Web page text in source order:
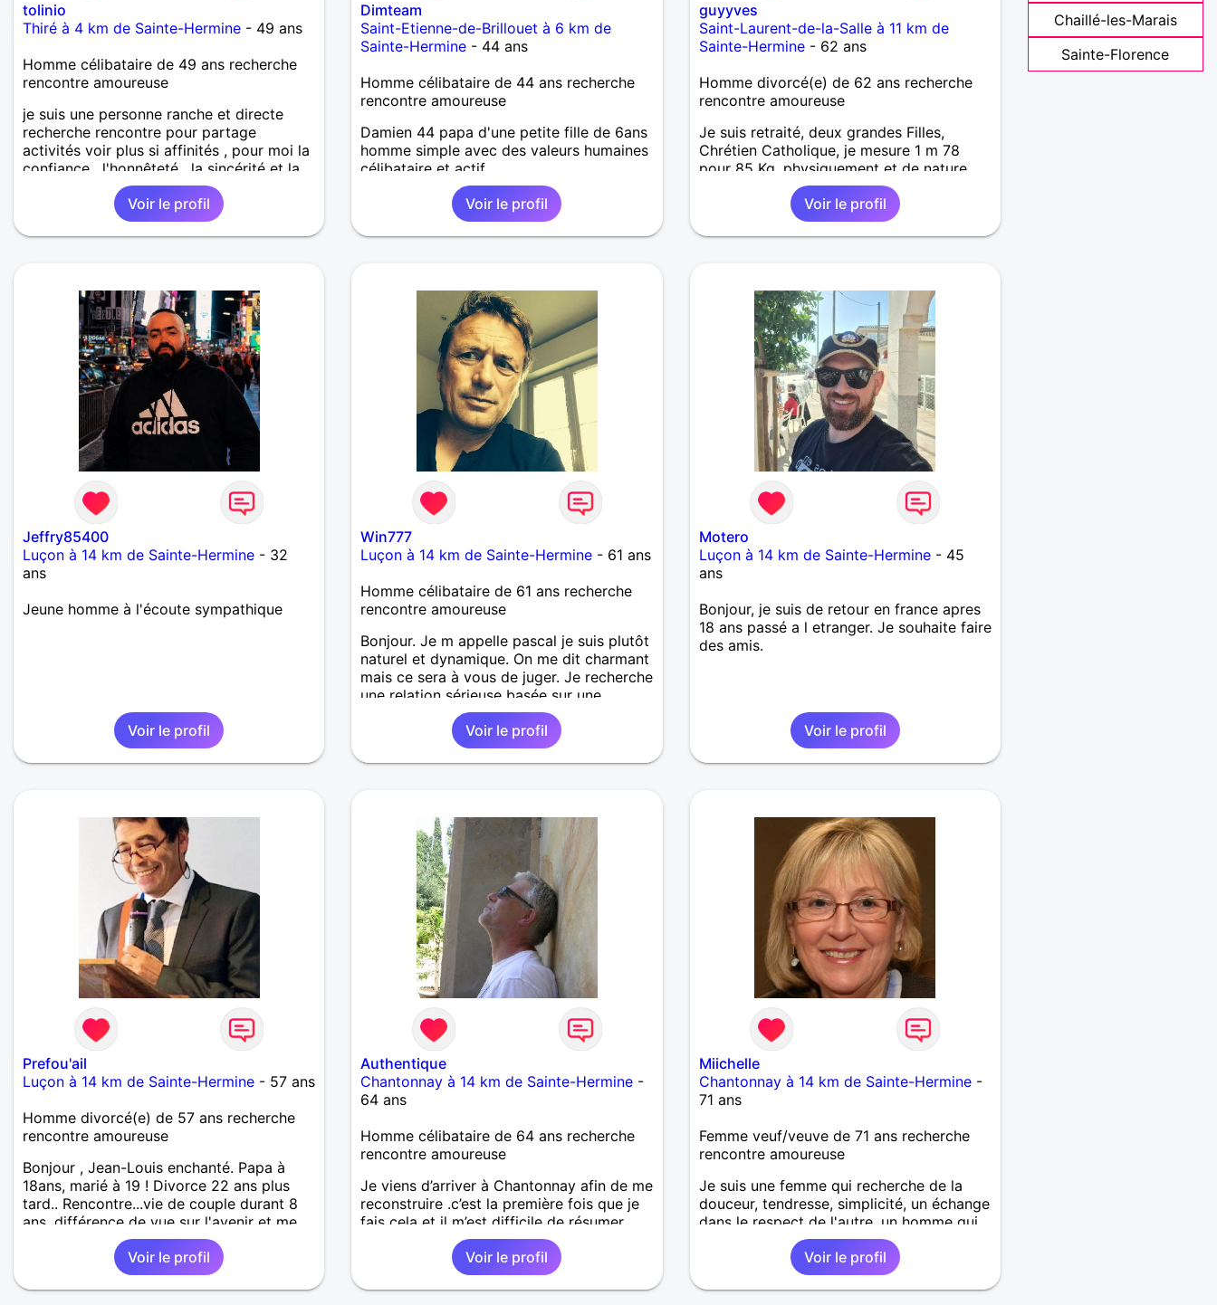
tolinio
Thiré à 4 km de Sainte-Hermine - 49 ans
Homme célibataire de 49 ans recherche
rencontre amoureuse
je suis une personne ranche et directe
recherche rencontre pour partage
activités voir plus si affinités , pour moi la
confiance , l'honnêteté , la sincérité et la
communication est importante , je suis
tendre et chaleureux , je travaille de nuit
et je refait 2 maisons sur un ancien corps
de ferme dont je suis le propriétaire .
Voir le profil
Dimteam
Saint-Etienne-de-Brillouet à 6 km de
Sainte-Hermine - 44 ans
Homme célibataire de 44 ans recherche
rencontre amoureuse
Damien 44 papa d'une petite fille de 6ans
homme simple avec des valeurs humaines
célibataire et actif
Voir le profil
guyyves
Saint-Laurent-de-la-Salle à 11 km de
Sainte-Hermine- 62 ans
Homme divorcé(e) de 62 ans recherche
rencontre amoureuse
Je suis retraité, deux grandes Filles,
Chrétien Catholique, je mesure 1 m 78
pour 85 Kg, physiquement et de nature
sportive, d'origine méditerranéen J'aime
la littérature, la culture, la moto, les
voyages, la cinéphilie, le romantisme, la
marche sportive, le VTT, La pèche, les
d'esprit, j'aime plaisanter.
Voir le profil
Jeffry85400
Luçon à 14 km de Sainte-Hermine - 32
ans
Jeune homme à l'écoute sympathique
Voir le profil
Win777
Luçon à 14 km de Sainte-Hermine - 61 ans
Homme célibataire de 61 ans recherche
rencontre amoureuse
Bonjour. Je m appelle pascal je suis plutôt
naturel et dynamique. On me dit charmant
mais ce sera à vous de juger. Je recherche
une relation sérieuse basée sur une
complicité loyale A bientôt Pascal
Voir le profil
Motero
Luçon à 14 km de Sainte-Hermine- 45
ans
Bonjour, je suis de retour en france apres
18 ans passé a l etranger. Je souhaite faire
des amis.
Voir le profil
Prefou'ail
Luçon à 14 km de Sainte-Hermine - 57 ans
Homme divorcé(e) de 57 ans recherche
rencontre amoureuse
Bonjour , Jean-Louis enchanté. Papa à
18ans, marié à 19 ! Divorce 22 ans plus
tard.. Rencontre...vie de couple durant 8
ans, différence de vue sur l'avenir et me
voilà ici. Sinon, la vie est belle et j'attends
celle avec qui nous pourrons en profiter à
2 voir plus si enfants.. Bonne chance
Jean-Louis
Voir le profil
Authentique
Chantonnay à 14 km de Sainte-Hermine -
64 ans
Homme célibataire de 64 ans recherche
rencontre amoureuse
Je viens d’arriver à Chantonnay afin de me
reconstruire .c’est la première fois que je
fais cela et il m’est difficile de résumer
toute une vie.je suis à la retraite et
aujourd’hui c’est mon anniversaire
!J’aimerais rencontrer quelqu’un qui
partage les mêmes valeurs qui font de
Voir le profil
Miichelle
Chantonnay à 14 km de Sainte-Hermine-
71 ans
Femme veuf/veuve de 71 ans recherche
rencontre amoureuse
Je suis une femme qui recherche de la
douceur, tendresse, simplicité, un échange
dans le respect de l'autre, un homme qui
aimerait partager avec moi, des ballades,
des dîners à 2, un ciné , juste flaner main
dans la main etc.
Voir le profil
Chaillé-les-Marais
Sainte-Florence